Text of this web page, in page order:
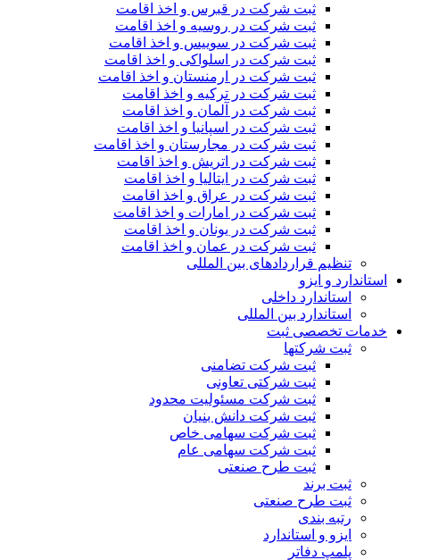
ثبت شرکت در قبرس و اخذ اقامت
ثبت شرکت در روسیه و اخذ اقامت
ثبت شرکت در سوییس و اخذ اقامت
ثبت شرکت در اسلواکی و اخذ اقامت
ثبت شرکت در ارمنستان و اخذ اقامت
ثبت شرکت در ترکیه و اخذ اقامت
ثبت شرکت در آلمان و اخذ اقامت
ثبت شرکت در اسپانیا و اخذ اقامت
ثبت شرکت در مجارستان و اخذ اقامت
ثبت شرکت در اتریش و اخذ اقامت
ثبت شرکت در ایتالیا و اخذ اقامت
ثبت شرکت در عراق و اخذ اقامت
ثبت شرکت در امارات و اخذ اقامت
ثبت شرکت در یونان و اخذ اقامت
ثبت شرکت در عمان و اخذ اقامت
تنظیم قراردادهای بین المللی
استاندارد و ایزو
استاندارد داخلی
استاندارد بین المللی
خدمات تخصصی ثبت
ثبت شرکتها
ثبت شرکت تضامنی
ثبت شرکتی تعاونی
ثبت شرکت مسئولیت محدود
ثبت شرکت دانش بنیان
ثبت شرکت سهامی خاص
ثبت شرکت سهامی عام
ثبت طرح صنعتی
ثبت برند
ثبت طرح صنعتی
رتبه بندی
ایزو و استاندارد
پلمپ دفاتر